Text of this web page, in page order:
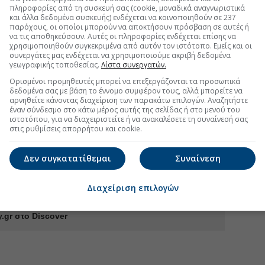
Τραμπ #Παγκόσμια οικονομία
από το έργο του Χέγκσεθ στο
ξεμένουν από πυρομαχικά
για επίδομα ανεργίας
τη μεγαλύτερη επίθεση από τον Β' Παγκόσμιο
στο Discover
πληροφορίες από τη συσκευή σας (cookie, μοναδικά αναγνωριστικά
και άλλα δεδομένα συσκευής) ενδέχεται να κοινοποιηθούν σε 237
παρόχους, οι οποίοι μπορούν να αποκτήσουν πρόσβαση σε αυτές ή
να τις αποθηκεύσουν. Αυτές οι πληροφορίες ενδέχεται επίσης να
χρησιμοποιηθούν συγκεκριμένα από αυτόν τον ιστότοπο. Εμείς και οι
συνεργάτες μας ενδέχεται να χρησιμοποιούμε ακριβή δεδομένα
γεωγραφικής τοποθεσίας. Λίστα συνεργατών.
Ορισμένοι προμηθευτές μπορεί να επεξεργάζονται τα προσωπικά
δεδομένα σας με βάση το έννομο συμφέρον τους, αλλά μπορείτε να
αρνηθείτε κάνοντας διαχείριση των παρακάτω επιλογών. Αναζητήστε
έναν σύνδεσμο στο κάτω μέρος αυτής της σελίδας ή στο μενού του
ιστοτόπου, για να διαχειριστείτε ή να ανακαλέσετε τη συναίνεσή σας
στις ρυθμίσεις απορρήτου και cookie.
Συναίνεση
Δεν συγκατατίθεμαι
Διαχείριση επιλογών